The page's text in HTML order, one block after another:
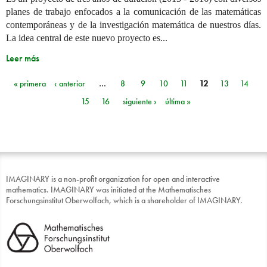
planes de trabajo enfocados a la comunicación de las matemáticas
contemporáneas y de la investigación matemática de nuestros días.
La idea central de este nuevo proyecto es...
Leer más
Páginas
« primera ‹ anterior … 8 9 10 11 12 13
14
15
16 siguiente › última »
IMAGINARY is a non-profit organization for open and interactive
mathematics. IMAGINARY was initiated at the Mathematisches
Forschungsinstitut Oberwolfach, which is a shareholder of IMAGINARY.